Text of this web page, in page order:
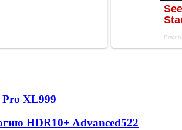
Pro XL999
HDR10+ Advanced522